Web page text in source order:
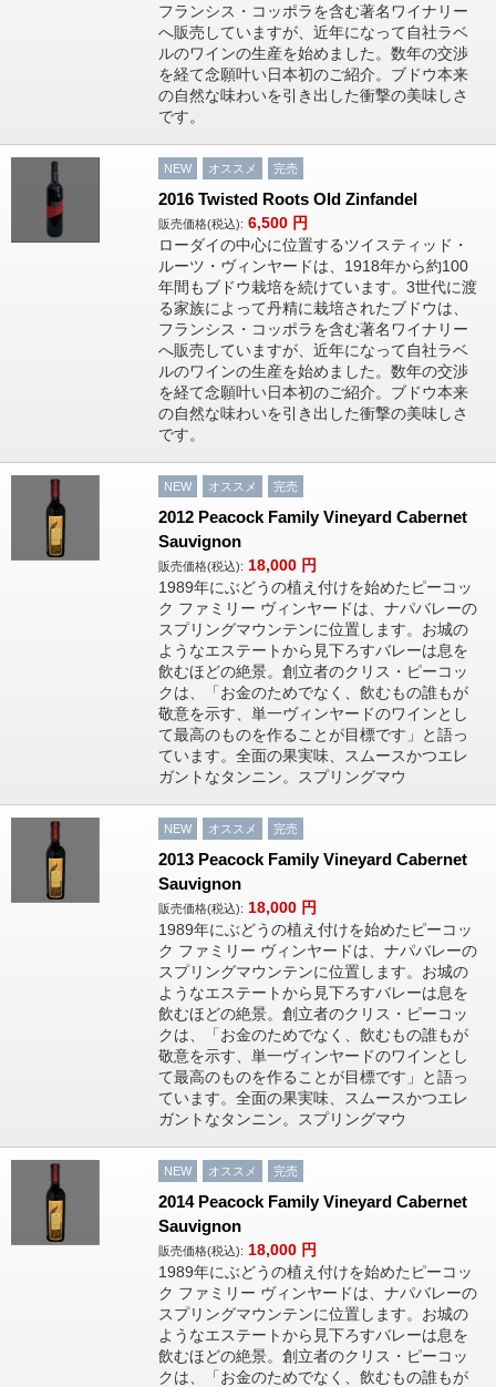
フランシス・コッポラを含む著名ワイナリー
へ販売していますが、近年になって自社ラベ
ルのワインの生産を始めました。数年の交渉
を経て念願叶い日本初のご紹介。ブドウ本来
の自然な味わいを引き出した衝撃の美味しさ
です。
NEW オススメ 完売
2016 Twisted Roots Old Zinfandel
販売価格(税込): 6,500 円
ローダイの中心に位置するツイスティッド・
ルーツ・ヴィンヤードは、1918年から約100
年間もブドウ栽培を続けています。3世代に渡
る家族によって丹精に栽培されたブドウは、
フランシス・コッポラを含む著名ワイナリー
へ販売していますが、近年になって自社ラベ
ルのワインの生産を始めました。数年の交渉
を経て念願叶い日本初のご紹介。ブドウ本来
の自然な味わいを引き出した衝撃の美味しさ
です。
NEW オススメ 完売
2012 Peacock Family Vineyard Cabernet
Sauvignon
販売価格(税込): 18,000 円
1989年にぶどうの植え付けを始めたピーコッ
ク ファミリー ヴィンヤードは、ナパバレーの
スプリングマウンテンに位置します。お城の
ようなエステートから見下ろすバレーは息を
飲むほどの絶景。創立者のクリス・ピーコッ
クは、「お金のためでなく、飲むもの誰もが
敬意を示す、単一ヴィンヤードのワインとし
て最高のものを作ることが目標です」と語っ
ています。全面の果実味、スムースかつエレ
ガントなタンニン。スプリングマウ
NEW オススメ 完売
2013 Peacock Family Vineyard Cabernet
Sauvignon
販売価格(税込): 18,000 円
1989年にぶどうの植え付けを始めたピーコッ
ク ファミリー ヴィンヤードは、ナパバレーの
スプリングマウンテンに位置します。お城の
ようなエステートから見下ろすバレーは息を
飲むほどの絶景。創立者のクリス・ピーコッ
クは、「お金のためでなく、飲むもの誰もが
敬意を示す、単一ヴィンヤードのワインとし
て最高のものを作ることが目標です」と語っ
ています。全面の果実味、スムースかつエレ
ガントなタンニン。スプリングマウ
NEW オススメ 完売
2014 Peacock Family Vineyard Cabernet
Sauvignon
販売価格(税込): 18,000 円
1989年にぶどうの植え付けを始めたピーコッ
ク ファミリー ヴィンヤードは、ナパバレーの
スプリングマウンテンに位置します。お城の
ようなエステートから見下ろすバレーは息を
飲むほどの絶景。創立者のクリス・ピーコッ
クは、「お金のためでなく、飲むもの誰もが